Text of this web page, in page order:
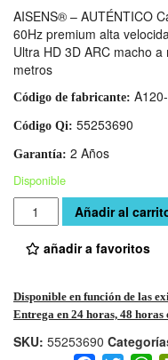
AISENS® – AUTÉNTICO
60Hz premium alta
Ultra HD 3D ARC macho
metros
Código de fabricante:
Código Qi: 55253690
Garantía: 2 Años
Disponible
Cantidad Añadir al
añadir a favoritos
Disponible en función de las
Entrega en 24 horas, 48 horas
SKU: 55253690